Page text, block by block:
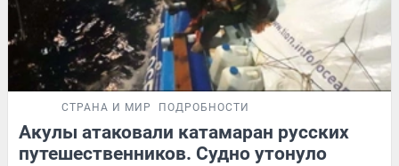
СТРАНА И МИР ПОДРОБНОСТИ
Акулы атаковали катамаран русских
путешественников. Судно утонуло